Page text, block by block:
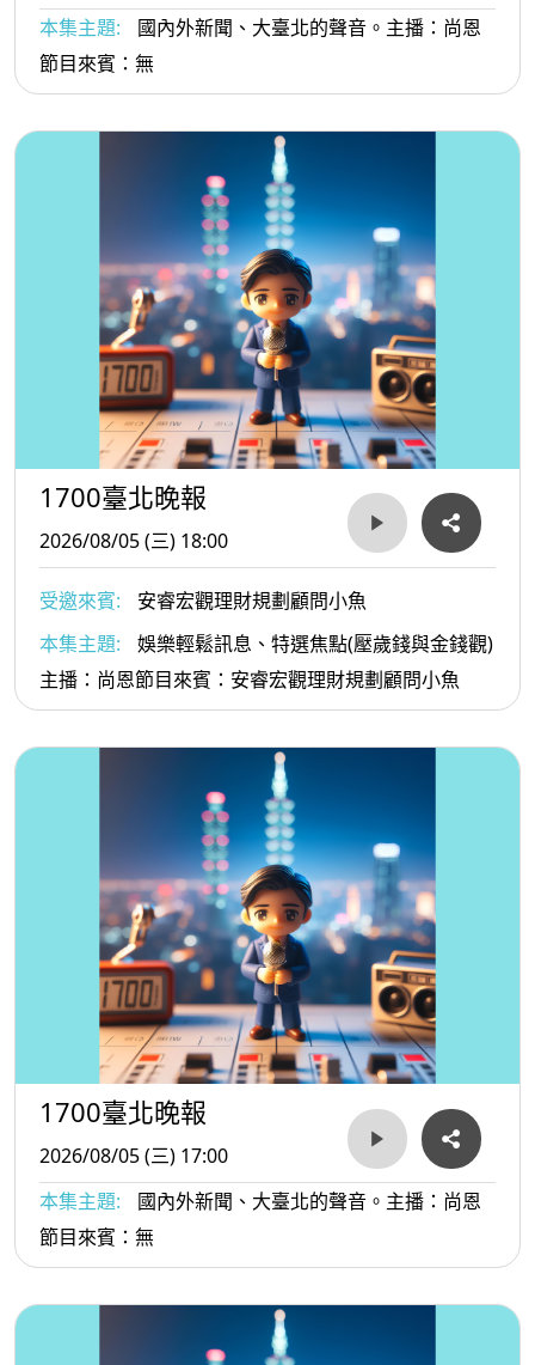
本集主題:
國內外新聞、大臺北的聲音。主播：尚恩
節目來賓：無
1700臺北晚報
2026/08/05 (三) 18:00
受邀來賓:
安睿宏觀理財規劃顧問小魚
本集主題:
娛樂輕鬆訊息、特選焦點(壓歲錢與金錢觀)
主播：尚恩節目來賓：安睿宏觀理財規劃顧問小魚
1700臺北晚報
2026/08/05 (三) 17:00
本集主題:
國內外新聞、大臺北的聲音。主播：尚恩
節目來賓：無